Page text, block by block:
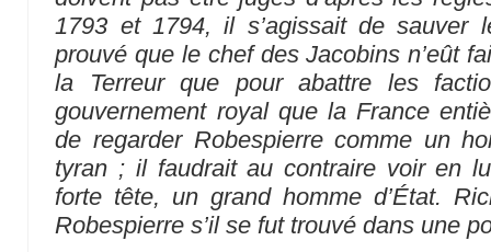
1793 et 1794, il s’agissait de sauver
prouvé que le chef des Jacobins n’eût
la Terreur que pour abattre les
gouvernement royal que la France
de regarder Robespierre comme un
tyran ; il faudrait au contraire voir en
forte tête, un grand homme d’État.
Robespierre s’il se fut trouvé dans une